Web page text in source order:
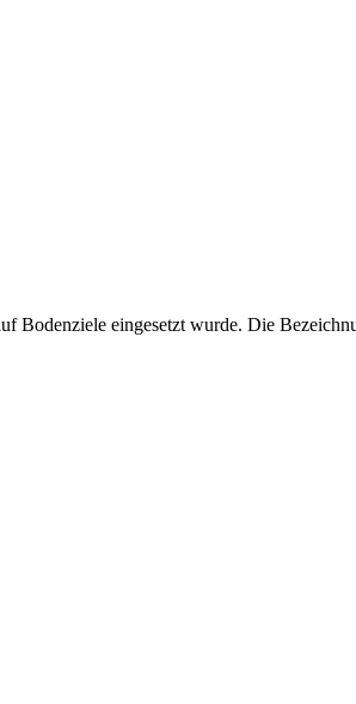
Bodenziele eingesetzt wurde. Die